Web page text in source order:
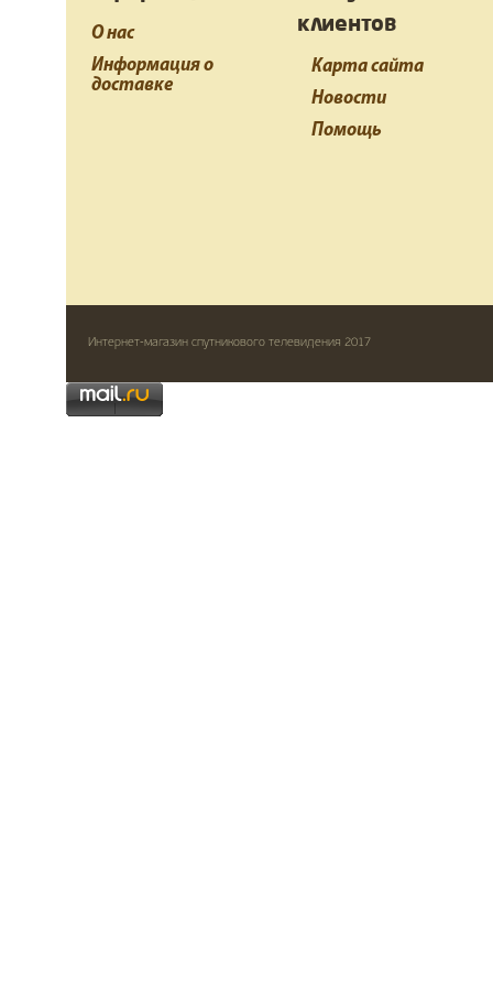
О нас
Информация о
доставке
клиентов
Карта сайта
Новости
Помощь
Интернет-магазин спутникового телевидения 2017